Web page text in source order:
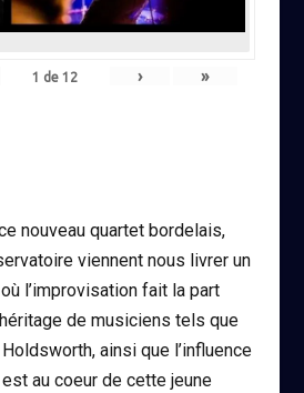
1 de12 › »
nouveau quartet bordelais,
viennent nous livrer un
l’improvisation fait la part
de musiciens tels que
ainsi que l’influence
au coeur de cette jeune